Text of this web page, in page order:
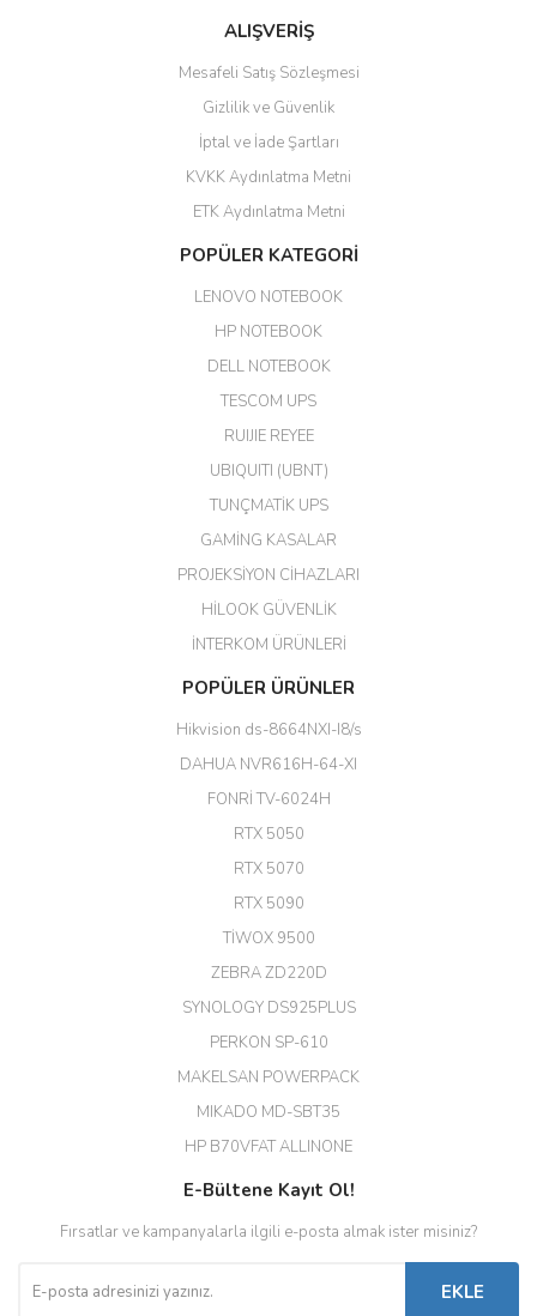
hızlı güvenli bir alışveriş oldu
Yalçın Kaya | 20/06/2026
ahmet yiğit | 29/04/2026
Aldığım ürün kapalı kutu teslim
edildi. Teşekkür ederim.
GÜRKAN KETHÜDAOĞLU |
Her şey için teşekkür ederim çok
Erdal Cingöz | 07/02/2026
Başarılı. Bu vasıfta bir ürünü bu
kadar uygun fiyata bulabilmek
büyük şans. Güvenliticaret
(HIKVISION DS-3E0326P-E/M(B)
EROL ÇAKMAK | 26/12/2025
Diğer yorumları göster
ALIŞVERİŞ
Mesafeli Satış Sözleşmesi
Gizlilik ve Güvenlik
İptal ve İade Şartları
KVKK Aydınlatma Metni
ETK Aydınlatma Metni
POPÜLER KATEGORİ
LENOVO NOTEBOOK
HP NOTEBOOK
DELL NOTEBOOK
TESCOM UPS
RUIJIE REYEE
UBIQUITI (UBNT)
TUNÇMATİK UPS
GAMİNG KASALAR
PROJEKSİYON CİHAZLARI
HİLOOK GÜVENLİK
İNTERKOM ÜRÜNLERİ
POPÜLER ÜRÜNLER
Hikvision ds-8664NXI-I8/s
DAHUA NVR616H-64-XI
FONRİ TV-6024H
RTX 5050
RTX 5070
RTX 5090
TİWOX 9500
ZEBRA ZD220D
SYNOLOGY DS925PLUS
PERKON SP-610
MAKELSAN POWERPACK
MIKADO MD-SBT35
HP B70VFAT ALLINONE
E-Bültene Kayıt Ol!
Fırsatlar ve kampanyalarla ilgili e-posta almak ister misiniz?
EKLE